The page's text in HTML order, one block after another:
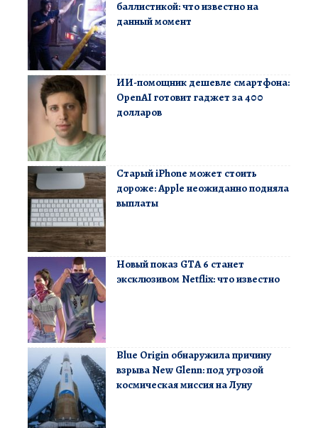
баллистикой: что известно на
данный момент
ИИ-помощник дешевле смартфона:
OpenAI готовит гаджет за 400
долларов
Старый iPhone может стоить
дороже: Apple неожиданно подняла
выплаты
Новый показ GTA 6 станет
эксклюзивом Netflix: что известно
Blue Origin обнаружила причину
взрыва New Glenn: под угрозой
космическая миссия на Луну